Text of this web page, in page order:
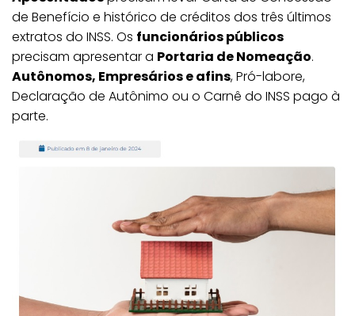
de Benefício e histórico de créditos dos três últimos
extratos do INSS. Os funcionários públicos
precisam apresentar a Portaria de Nomeação.
Autônomos, Empresários e afins, Pró-labore,
Declaração de Autônimo ou o Carnê do INSS pago à
parte.